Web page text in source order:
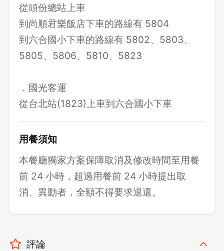
從頭份總站上車
到尚順君樂飯店下車的路線有 5804
到六合國小下車的路線有 5802、5803、
5805、5806、5810、5823
．國光客運
從台北站(1823)上車到六合國小下車
用餐須知
本餐廳獨家方案保障取消及修改時間至用餐
前 24 小時，超過用餐前 24 小時提出取
消、異動者，全額不得要求退還。
評論